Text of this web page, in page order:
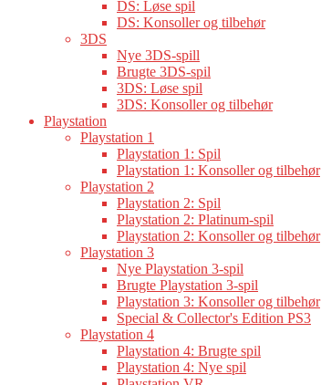
DS: Løse spil
DS: Konsoller og tilbehør
3DS
Nye 3DS-spill
Brugte 3DS-spil
3DS: Løse spil
3DS: Konsoller og tilbehør
Playstation
Playstation 1
Playstation 1: Spil
Playstation 1: Konsoller og tilbehør
Playstation 2
Playstation 2: Spil
Playstation 2: Platinum-spil
Playstation 2: Konsoller og tilbehør
Playstation 3
Nye Playstation 3-spil
Brugte Playstation 3-spil
Playstation 3: Konsoller og tilbehør
Special & Collector's Edition PS3
Playstation 4
Playstation 4: Brugte spil
Playstation 4: Nye spil